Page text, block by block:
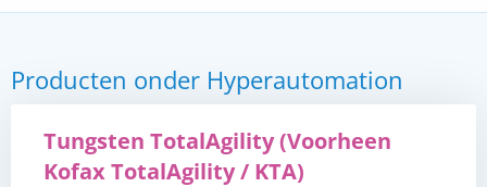
Producten onder Hyperautomation
Tungsten TotalAgility (Voorheen
Kofax TotalAgility / KTA)